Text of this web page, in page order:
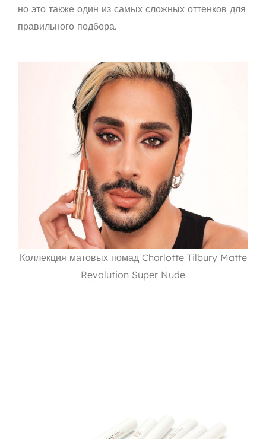
но это также один из самых сложных оттенков для
правильного подбора.
Коллекция матовых помад Charlotte Tilbury Matte
Revolution Super Nude